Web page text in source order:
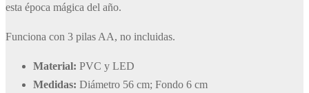
esta época mágica del año.
Funciona con 3 pilas AA, no incluidas.
Material: PVC y LED
Medidas: Diámetro 56 cm; Fondo 6 cm